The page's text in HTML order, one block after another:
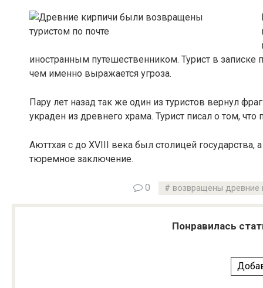
иностранным путешественником. Турист в записке
чем именно выражается угроза.
Пару лет назад так же один из туристов вернул
украден из древнего храма. Турист писал о том,
Аюттхая с до ХVIII века был столицей
тюремное заключение.
0 возвращены древние
Понравилась